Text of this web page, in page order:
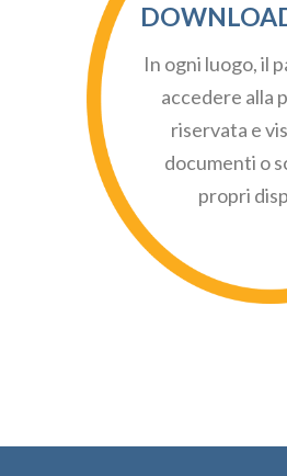
In ogni luogo, il
accedere alla
riservata e
documenti o
propri